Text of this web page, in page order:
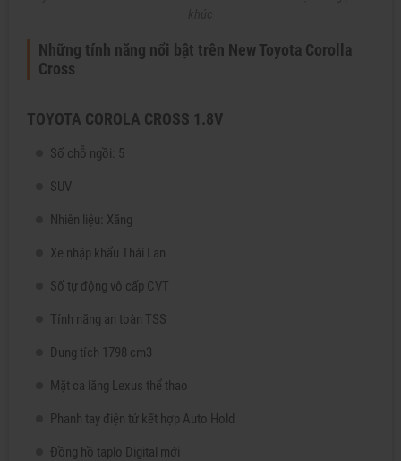
Những tính năng nổi bật trên New Toyota Corolla
Cross
TOYOTA COROLA CROSS 1.8V
Số chỗ ngồi: 5
SUV
Nhiên liệu: Xăng
Xe nhập khẩu Thái Lan
Số tự động vô cấp CVT
​Tính năng an toàn TSS
Dung tích 1798 cm3
Mặt ca lăng Lexus thể thao
Phanh tay điện tử kết hợp Auto Hold
Đồng hồ taplo Digital mới